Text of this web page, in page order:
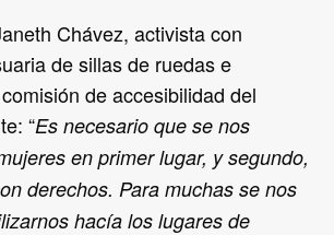
Chávez, activista con
de sillas de ruedas e
de accesibilidad del
“Es necesario que se nos
en primer lugar, y segundo,
derechos. Para muchas se nos
hacía los lugares de